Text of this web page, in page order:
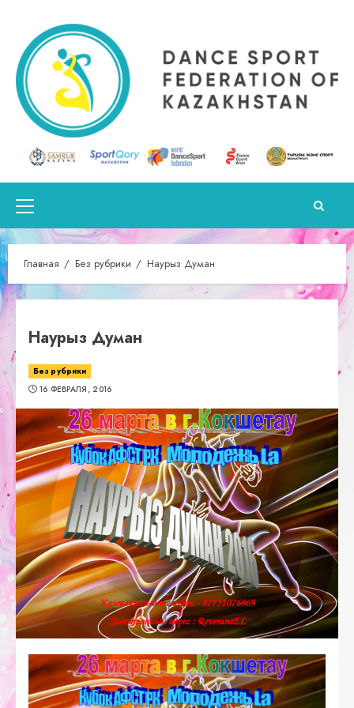
содержимому
Основное
меню
Главная Без рубрики Наурыз Думан
Без рубрики
Наурыз Думан
16 ФЕВРАЛЯ, 2016